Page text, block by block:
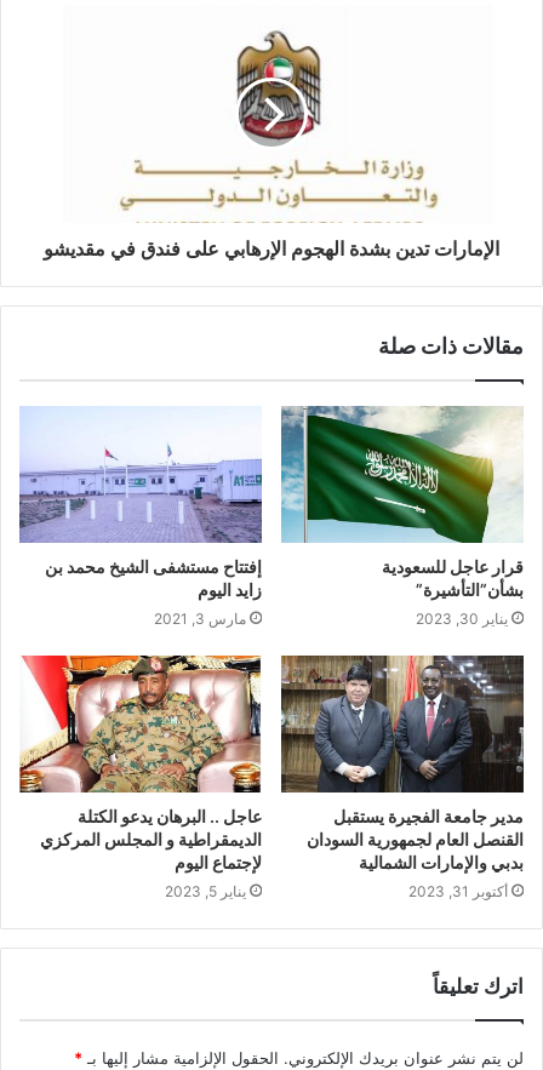
الإمارات تدين بشدة الهجوم الإرهابي على فندق في مقديشو
مقالات ذات صلة
قرار عاجل للسعودية
بشأن”التأشيرة”
يناير 30, 2023
إفتتاح مستشفى الشيخ محمد بن
زايد اليوم
مارس 3, 2021
مدير جامعة الفجيرة يستقبل
القنصل العام لجمهورية السودان
بدبي والإمارات الشمالية
أكتوبر 31, 2023
عاجل .. البرهان يدعو الكتلة
الديمقراطية و المجلس المركزي
لإجتماع اليوم
يناير 5, 2023
اترك تعليقاً
لن يتم نشر عنوان بريدك الإلكتروني. الحقول الإلزامية مشار إليها بـ *